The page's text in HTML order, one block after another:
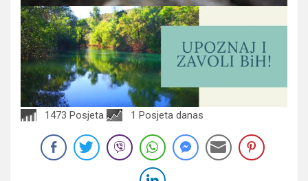
1473 Posjeta 1 Posjeta danas